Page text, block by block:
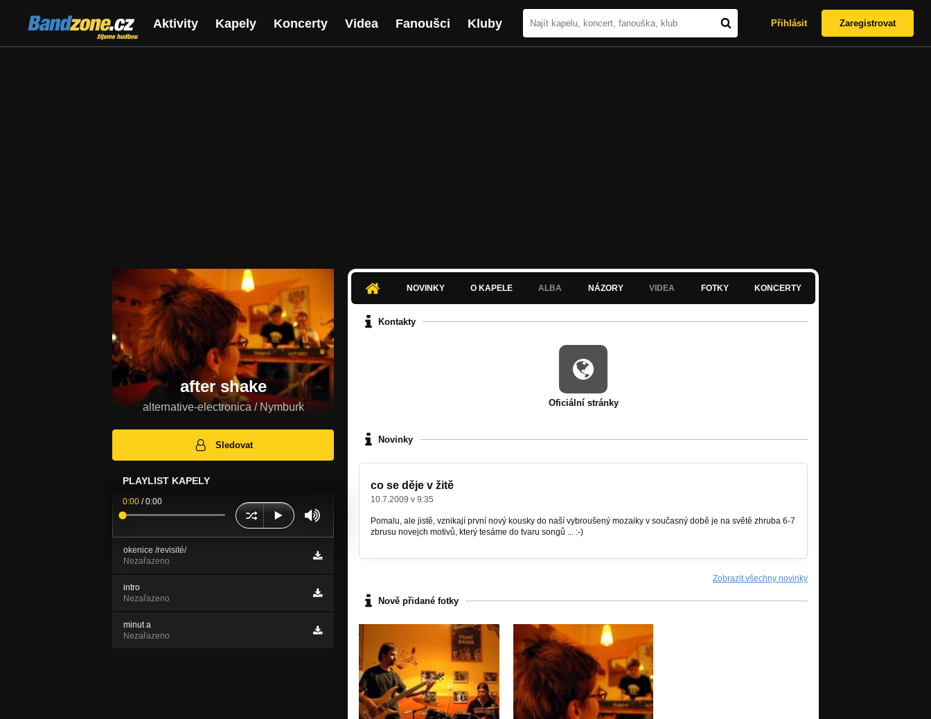
Bandzone.cz
žijeme hudbou
Aktivity Kapely Koncerty Videa Fanoušci Kluby Přihlásit Zaregistrovat
after shake
alternative-electronica / Nymburk
Sledovat
PLAYLIST KAPELY
0:00 /0:00
okenice /revisité/
Nezařazeno
intro
Nezařazeno
minut a
Nezařazeno
NOVINKY O KAPELE ALBA NÁZORY VIDEA FOTKY KONCERTY
Kontakty
Oficiální stránky
Novinky
co se děje v žitě
10.7.2009 v 9:35
Pomalu, ale jistě, vznikají první nový kousky do naší vybroušený mozaiky v současný době je na světě zhruba 6-7
zbrusu novejch motivů, který tesáme do tvaru songů ... :-)
Zobrazit všechny novinky
Nově přidané fotky